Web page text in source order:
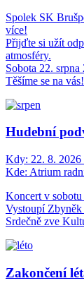
Spolek SK
více!
Přijďte si užít
atmosféry.
Sobota 22.
Těšíme se na vás!
Hudební
Kdy: 22. 8. 2026
Kde: Atrium
Koncert v
Vystoupí Zbyněk
Srdečně zve
Zakončení